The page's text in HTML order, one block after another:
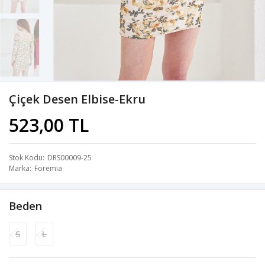
Çiçek Desen Elbise-Ekru
523,00 TL
Stok Kodu DRS00009-25
Marka Foremia
Beden
S L